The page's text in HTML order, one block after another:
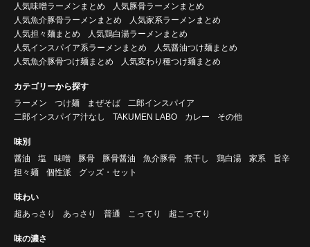
人気味噌ラーメンまとめ
人気豚骨ラーメンまとめ
人気魚介豚骨ラーメンまとめ
人気家系ラーメンまとめ
人気担々麺まとめ
人気鶏白湯ラーメンまとめ
人気インスパイア系ラーメンまとめ
人気醤油つけ麺まとめ
人気魚介豚骨つけ麺まとめ
人気変わり種つけ麺まとめ
カテゴリーから探す
ラーメン
つけ麺 まぜそば
二郎インスパイア
二郎インスパイア汁なし
TAKUMEN LABO カレー その他
味別
醤油
塩 味噌 豚骨 豚骨醤油 魚介豚骨 煮干し 鶏白湯 家系
旨辛
担々麺
個性派 グッズ・セット
味わい
超あっさり
あっさり 普通 こってり 超こってり
味の濃さ